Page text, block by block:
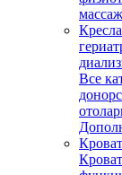
Все